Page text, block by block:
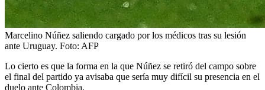
Marcelino Núñez saliendo cargado por los médicos tras su lesión
ante Uruguay. Foto: AFP
Lo cierto es que la forma en la que Núñez se retiró del campo sobre
el final del partido ya avisaba que sería muy difícil su presencia en el
duelo ante Colombia.